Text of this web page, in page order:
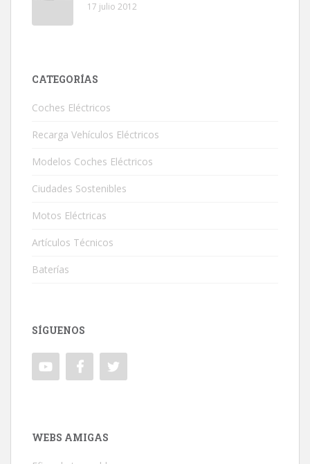
17 julio 2012
CATEGORÍAS
Coches Eléctricos
Recarga Vehículos Eléctricos
Modelos Coches Eléctricos
Ciudades Sostenibles
Motos Eléctricas
Artículos Técnicos
Baterías
SÍGUENOS
WEBS AMIGAS